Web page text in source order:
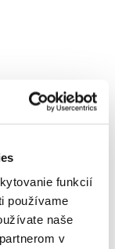
funkcií
používame
naše
v